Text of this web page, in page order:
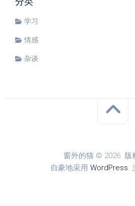
学习
情感
杂谈
窗外的猫 © 2026. 版
自豪地采用 WordPress.